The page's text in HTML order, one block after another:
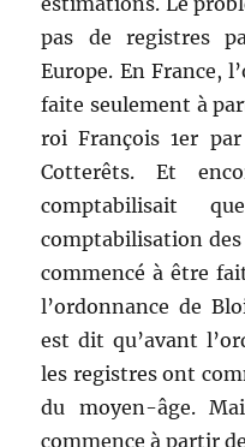
pas de registres
Europe. En France,
faite seulement à
roi François 1er
Cotterêts. Et
comptabilisait
comptabilisation des
commencé à être
l’ordonnance de
est dit qu’avant
les registres ont
du moyen-âge.
commence à partir